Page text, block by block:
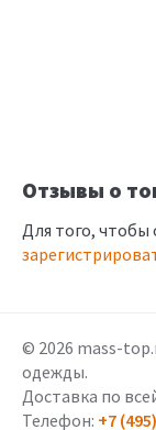
Отзывы о
Для того, чтобы
© 2026 mass-
одежды.
Доставка по
Телефон: +7